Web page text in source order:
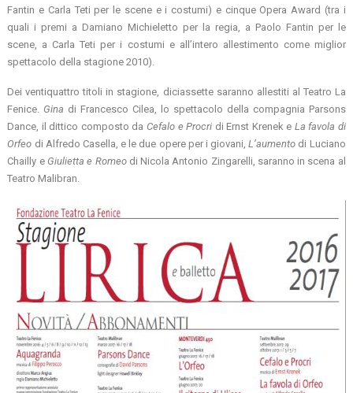
Fantin e Carla Teti per le scene e i costumi) e cinque Opera Award (tra i
quali i premi a Damiano Michieletto per la regia, a Paolo Fantin per le
scene, a Carla Teti per i costumi e all’intero allestimento come miglior
spettacolo della stagione 2010).
Dei ventiquattro titoli in stagione, diciassette saranno allestiti al Teatro La
Fenice. Gina di Francesco Cilea, lo spettacolo della compagnia Parsons
Dance, il dittico composto da Cefalo e Procri di Ernst Krenek e La favola di
Orfeo di Alfredo Casella, e le due opere per i giovani,L’aumento di Luciano
Chailly e Giulietta e Romeodi Nicola Antonio Zingarelli, saranno in scena al
Teatro Malibran.